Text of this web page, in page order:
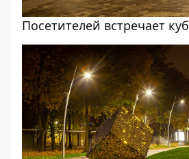
Посетителей встречает куб